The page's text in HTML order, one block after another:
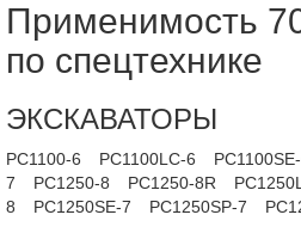
Применимость
по спецтехнике
ЭКСКАВАТОРЫ
PC1100-6 PC1100LC-6
7
PC1250-8 PC1250-8R
8
PC1250SE-7 PC1250SP-7